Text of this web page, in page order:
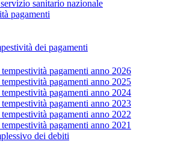
sanitario nazionale
pagamenti
dei pagamenti
pagamenti anno 2026
pagamenti anno 2025
pagamenti anno 2024
pagamenti anno 2023
pagamenti anno 2022
pagamenti anno 2021
dei debiti